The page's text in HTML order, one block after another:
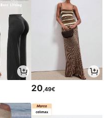
20,49€